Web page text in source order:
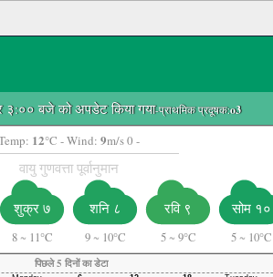
बजे को अपडेट किया गया-प्राथमिक प्रदूषक:o3
12°C - Wind: 9m/s 0 -
वायु गुणवत्ता पूर्वानुमान
शुक्र ७
8 ~ 11°C
शनि ८
9 ~ 10°C
रवि ९
5 ~ 9°C
सोम १०
5 ~ 10°C
पिछले 5 दिनों का डेटा